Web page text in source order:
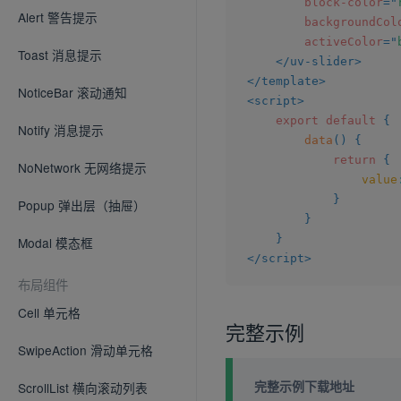
Alert 警告提示
Toast 消息提示
NoticeBar 滚动通知
Notify 消息提示
NoNetwork 无网络提示
Popup 弹出层（抽屉）
Modal 模态框
布局组件
Cell 单元格
SwipeAction 滑动单元格
ScrollList 横向滚动列表
activeColor="
</uv-slider>
</template>
<script>
export
default
{
data ( )
{
return
{
value :
}
}
}
</script>
完整示例
完整示例下载地址